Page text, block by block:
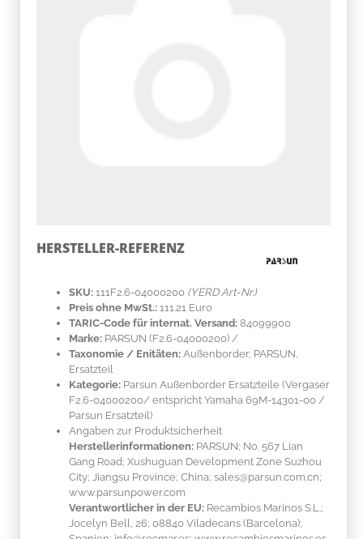
HERSTELLER-REFERENZ
SKU: 111F2.6-04000200 (YERD Art-Nr.)
Preis ohne MwSt.: 111.21 Euro
TARIC-Code für internat. Versand: 84099900
Marke: PARSUN (F2.6-04000200) /
Taxonomie / Enitäten: Außenborder, PARSUN,
Ersatzteil
Kategorie: Parsun Außenborder Ersatzteile (Vergaser
F2.6-04000200/ entspricht Yamaha 69M-14301-00 /
Parsun Ersatzteil)
Angaben zur Produktsicherheit
Herstellerinformationen: PARSUN; No. 567 Lian
Gang Road; Xushuguan Development Zone Suzhou
City; Jiangsu Province; China; sales@parsun.com.cn;
www.parsunpower.com
Verantwortlicher in der EU: Recambios Marinos S.L.;
Jocelyn Bell, 26; 08840 Viladecans (Barcelona);